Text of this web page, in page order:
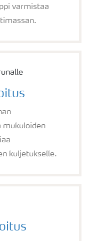
varmistaa
mukuloiden
kuljetukselle.